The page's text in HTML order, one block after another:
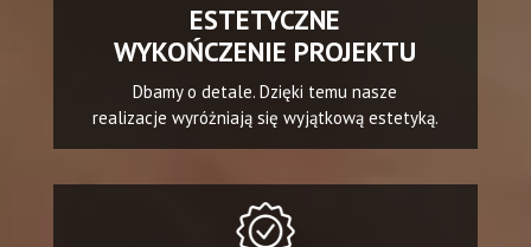
ESTETYCZNE
WYKOŃCZENIE PROJEKTU
Dbamy o detale. Dzięki temu nasze
realizacje wyróżniają się wyjątkową estetyką.